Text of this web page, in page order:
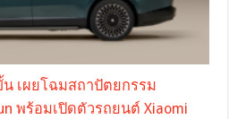
น เผยโฉมสถาปัตยกรรม
พร้อมเปิดตัวรถยนต์ Xiaomi